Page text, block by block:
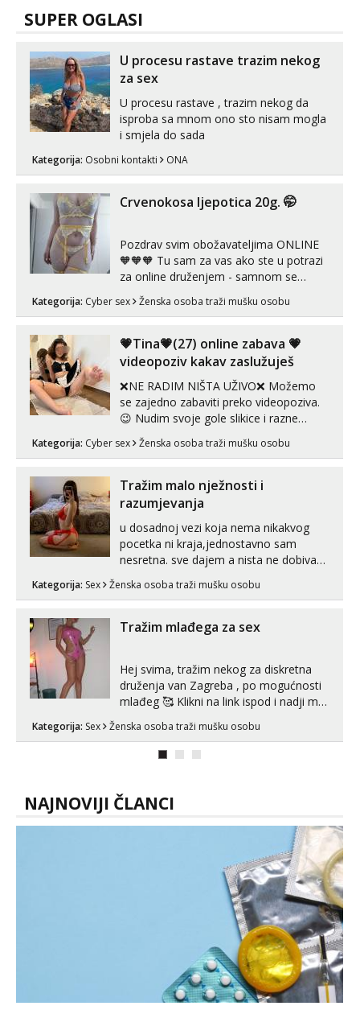
SUPER OGLASI
U procesu rastave trazim nekog
za sex
U procesu rastave , trazim nekog da
isproba sa mnom ono sto nisam mogla
i smjela do sada
Kategorija: Osobni kontakti ONA
Crvenokosa ljepotica 20g. 🤭
Pozdrav svim obožavateljima ONLINE
🧡🧡🧡 Tu sam za vas ako ste u potrazi
za online druženjem - samnom se
možete zabaviti preko videopoziva, ili
ako vam nisam dovoljna radim i u paru i
😉 Radim i vruća tipkanja uz slike i hot
line pozive. Za vas sam pripremila ...
Kategorija: Cyber sex Ženska osoba traži mušku osobu
💗Tina💗(27) online zabava 💗
videopoziv kakav zaslužuješ
❌NE RADIM NIŠTA UŽIVO❌ Možemo
se zajedno zabaviti preko videopoziva.
😉 Nudim svoje gole slikice i razne
videouradke. 🤩 Za online zabavu pošalji
poruku na Whatsapp, Telegram ili Viber.
autentičnosti možeš me vidjeti na
videopozivu. 😉 S vama sam vec 5 ...
Kategorija: Cyber sex Ženska osoba traži mušku osobu
Tražim malo nježnosti i
razumjevanja
u dosadnoj vezi koja nema nikakvog
pocetka ni kraja,jednostavno sam
nesretna. sve dajem a nista ne dobivam
zadovoljiti moje potrebe,ne trazim puno
volim njezan seks i njezne poljupce po
tijelu koji me jako pale,obozavam kad
Kategorija: Sex Ženska osoba traži mušku osobu
Tražim mlađega za sex
Hej svima, tražim nekog za diskretna
druženja van Zagreba , po mogućnosti
mlađeg 🥰 Klikni na link ispod i nadji me
Kategorija: Sex Ženska osoba traži mušku osobu
NAJNOVIJI ČLANCI